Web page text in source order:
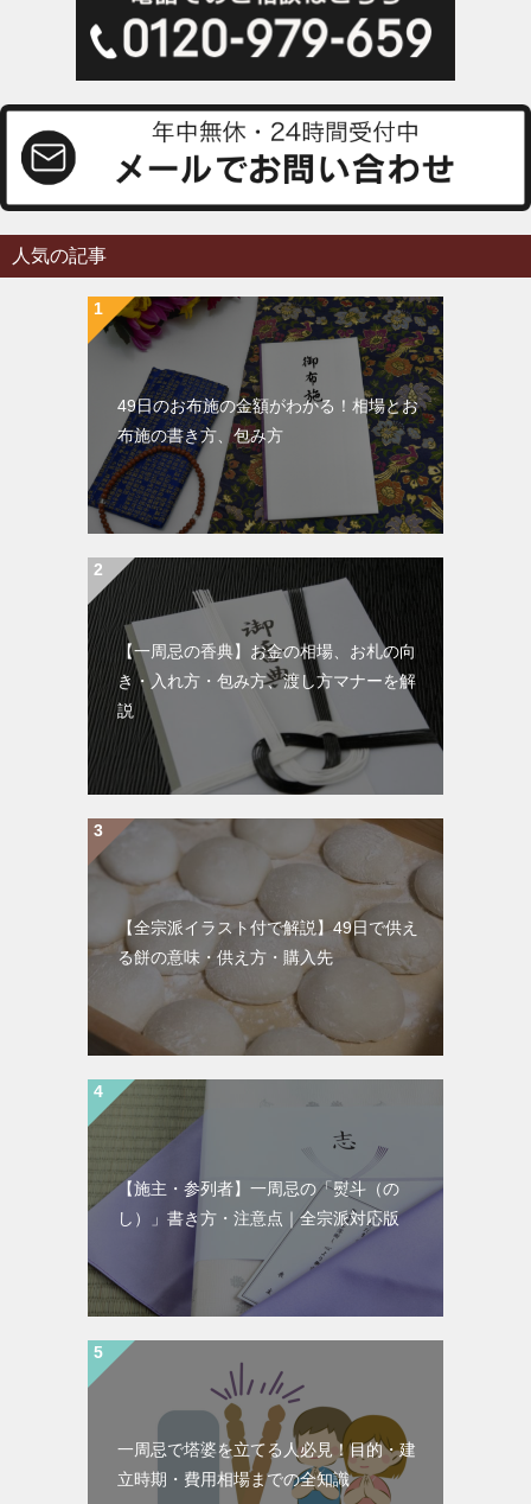
人気の記事
49日のお布施の金額がわかる！相場とお
布施の書き方、包み方
【一周忌の香典】お金の相場、お札の向
き・入れ方・包み方、渡し方マナーを解
説
【全宗派イラスト付で解説】49日で供え
る餅の意味・供え方・購入先
【施主・参列者】一周忌の「熨斗（の
し）」書き方・注意点｜全宗派対応版
一周忌で塔婆を立てる人必見！目的・建
立時期・費用相場までの全知識